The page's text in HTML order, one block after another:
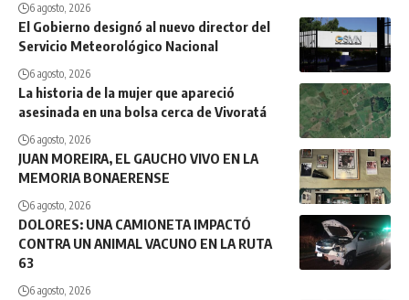
6 agosto, 2026
El Gobierno designó al nuevo director del
Servicio Meteorológico Nacional
6 agosto, 2026
La historia de la mujer que apareció
asesinada en una bolsa cerca de Vivoratá
6 agosto, 2026
JUAN MOREIRA, EL GAUCHO VIVO EN LA
MEMORIA BONAERENSE
6 agosto, 2026
DOLORES: UNA CAMIONETA IMPACTÓ
CONTRA UN ANIMAL VACUNO EN LA RUTA
63
6 agosto, 2026